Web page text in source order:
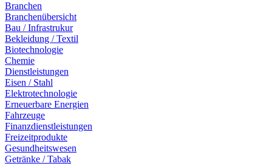
Branchen
Branchenübersicht
Bau / Infrastrukur
Bekleidung / Textil
Biotechnologie
Chemie
Dienstleistungen
Eisen / Stahl
Elektrotechnologie
Erneuerbare Energien
Fahrzeuge
Finanzdienstleistungen
Freizeitprodukte
Gesundheitswesen
Getränke / Tabak